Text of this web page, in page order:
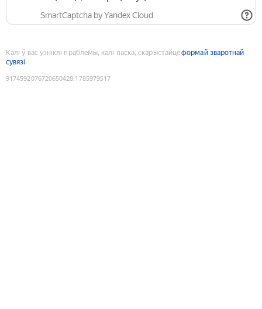
SmartCaptcha by Yandex Cloud
Калі ў вас узніклі праблемы, калі ласка, скарыстайцеформай зваротнай
сувязі
9174592076720650428:1785979517